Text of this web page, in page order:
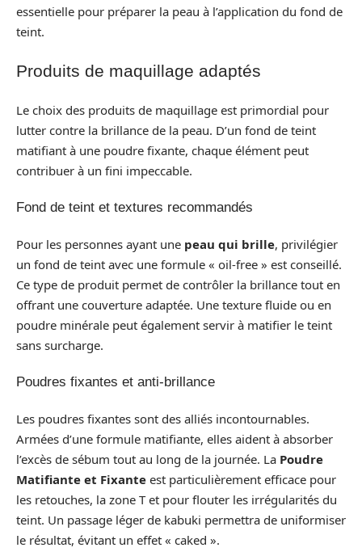
essentielle pour préparer la peau à l’application du fond de
teint.
Produits de maquillage adaptés
Le choix des produits de maquillage est primordial pour
lutter contre la brillance de la peau. D’un fond de teint
matifiant à une poudre fixante, chaque élément peut
contribuer à un fini impeccable.
Fond de teint et textures recommandés
Pour les personnes ayant une peau qui brille, privilégier
un fond de teint avec une formule « oil-free » est conseillé.
Ce type de produit permet de contrôler la brillance tout en
offrant une couverture adaptée. Une texture fluide ou en
poudre minérale peut également servir à matifier le teint
sans surcharge.
Poudres fixantes et anti-brillance
Les poudres fixantes sont des alliés incontournables.
Armées d’une formule matifiante, elles aident à absorber
l’excès de sébum tout au long de la journée. La Poudre
Matifiante et Fixante est particulièrement efficace pour
les retouches, la zone T et pour flouter les irrégularités du
teint. Un passage léger de kabuki permettra de uniformiser
le résultat, évitant un effet « caked ».